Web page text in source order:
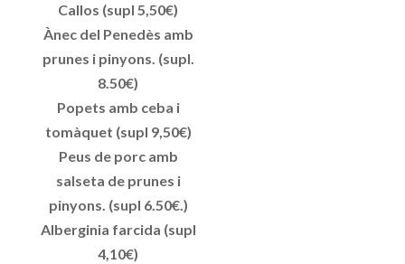
Callos (supl 5,50€)
Ànec del Penedès amb
prunes i pinyons. (supl.
8.50€)
Popets amb ceba i
tomàquet (supl 9,50€)
Peus de porc amb
salseta de prunes i
pinyons. (supl 6.50€.)
Alberginia farcida (supl
4,10€)